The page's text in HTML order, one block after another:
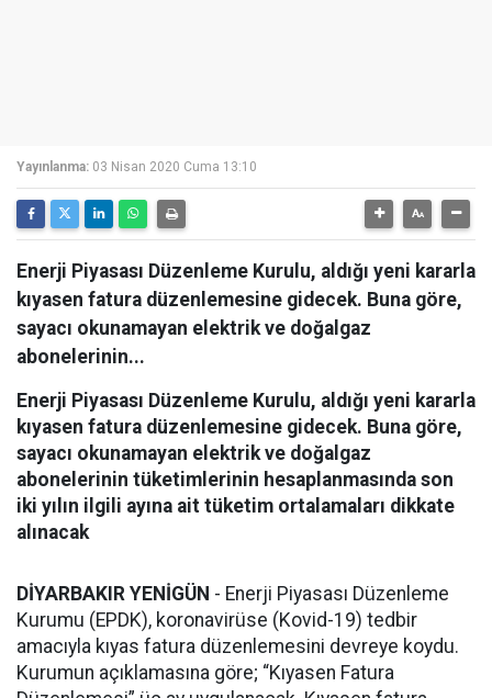
Yayınlanma: 03 Nisan 2020 Cuma 13:10
Enerji Piyasası Düzenleme Kurulu, aldığı yeni kararla
kıyasen fatura düzenlemesine gidecek. Buna göre,
sayacı okunamayan elektrik ve doğalgaz
abonelerinin...
Enerji Piyasası Düzenleme Kurulu, aldığı yeni kararla
kıyasen fatura düzenlemesine gidecek. Buna göre,
sayacı okunamayan elektrik ve doğalgaz
abonelerinin tüketimlerinin hesaplanmasında son
iki yılın ilgili ayına ait tüketim ortalamaları dikkate
alınacak
DİYARBAKIR YENİGÜN - Enerji Piyasası Düzenleme
Kurumu (EPDK), koronavirüse (Kovid-19) tedbir
amacıyla kıyas fatura düzenlemesini devreye koydu.
Kurumun açıklamasına göre; “Kıyasen Fatura